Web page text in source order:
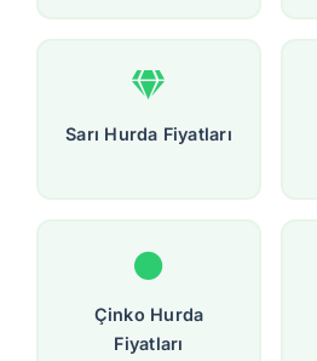
Sarı Hurda Fiyatları
Çinko Hurda
Fiyatları